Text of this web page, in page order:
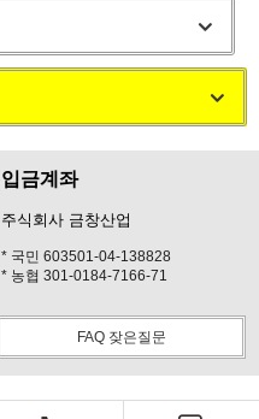
입금계좌
주식회사 금창산업
* 국민 603501-04-138828
* 농협 301-0184-7166-71
FAQ 잦은질문